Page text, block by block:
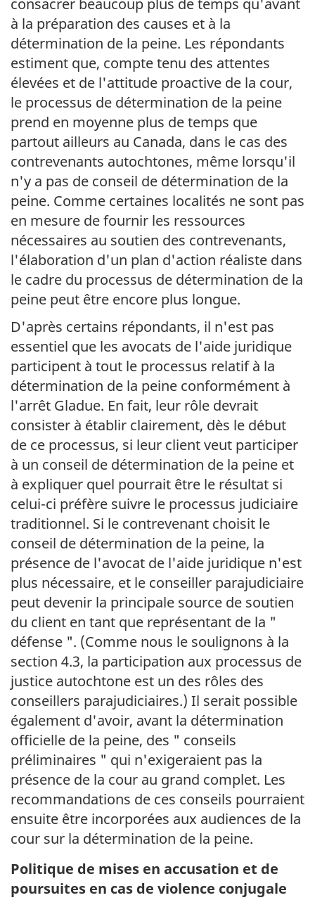
consacrer beaucoup plus de temps qu'avant
à la préparation des causes et à la
détermination de la peine. Les répondants
estiment que, compte tenu des attentes
élevées et de l'attitude proactive de la cour,
le processus de détermination de la peine
prend en moyenne plus de temps que
partout ailleurs au Canada, dans le cas des
contrevenants autochtones, même lorsqu'il
n'y a pas de conseil de détermination de la
peine. Comme certaines localités ne sont pas
en mesure de fournir les ressources
nécessaires au soutien des contrevenants,
l'élaboration d'un plan d'action réaliste dans
le cadre du processus de détermination de la
peine peut être encore plus longue.
D'après certains répondants, il n'est pas
essentiel que les avocats de l'aide juridique
participent à tout le processus relatif à la
détermination de la peine conformément à
l'arrêt Gladue. En fait, leur rôle devrait
consister à établir clairement, dès le début
de ce processus, si leur client veut participer
à un conseil de détermination de la peine et
à expliquer quel pourrait être le résultat si
celui-ci préfère suivre le processus judiciaire
traditionnel. Si le contrevenant choisit le
conseil de détermination de la peine, la
présence de l'avocat de l'aide juridique n'est
plus nécessaire, et le conseiller parajudiciaire
peut devenir la principale source de soutien
du client en tant que représentant de la "
défense ". (Comme nous le soulignons à la
section 4.3, la participation aux processus de
justice autochtone est un des rôles des
conseillers parajudiciaires.) Il serait possible
également d'avoir, avant la détermination
officielle de la peine, des " conseils
préliminaires " qui n'exigeraient pas la
présence de la cour au grand complet. Les
recommandations de ces conseils pourraient
ensuite être incorporées aux audiences de la
cour sur la détermination de la peine.
Politique de mises en accusation et de
poursuites en cas de violence conjugale